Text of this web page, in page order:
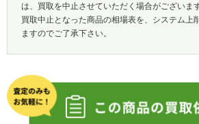
は、買取を中止させていただく場合がございます
買取中止となった商品の相場表を、システム上
ますのでご了承下さい。